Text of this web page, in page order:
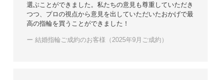
選ぶことができました。私たちの意見も尊重していただき
つつ、プロの視点から意見を出していただいたおかげで最
高の指輪を買うことができました！
ー 結婚指輪ご成約のお客様（2025年9月ご成約）